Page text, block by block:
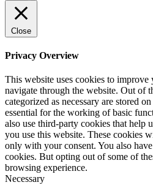
Close
Privacy Overview
This website uses cookies to
navigate through the website. Out of
categorized as necessary are stored
essential for the working of basic
also use third-party cookies that help
you use this website. These cookies
only with your consent. You also
cookies. But opting out of some of
browsing experience.
Necessary